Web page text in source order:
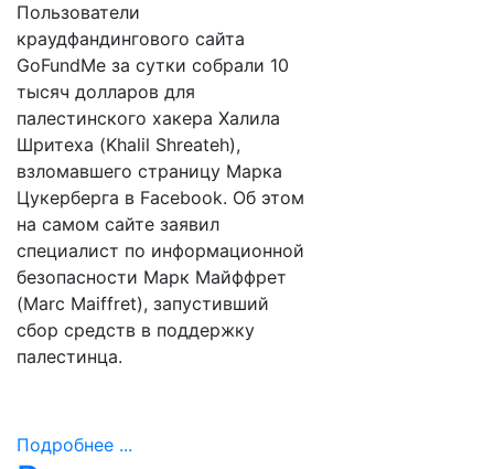
Пользователи
краудфандингового сайта
GoFundMe за сутки собрали 10
тысяч долларов для
палестинского хакера Халила
Шритеха (Khalil Shreateh),
взломавшего страницу Марка
Цукерберга в Facebook. Об этом
на самом сайте заявил
специалист по информационной
безопасности Марк Майффрет
(Marc Maiffret), запустивший
сбор средств в поддержку
палестинца.
Подробнее ...